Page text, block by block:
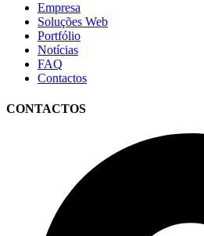
Empresa
Soluções Web
Portfólio
Notícias
FAQ
Contactos
CONTACTOS